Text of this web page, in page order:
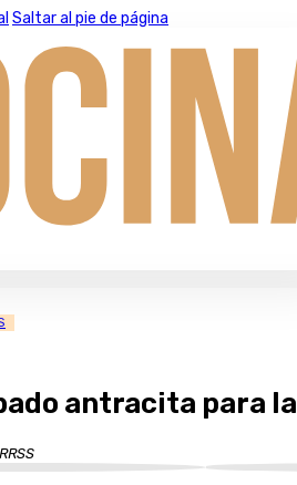
Saltar al pie de página
antracita para